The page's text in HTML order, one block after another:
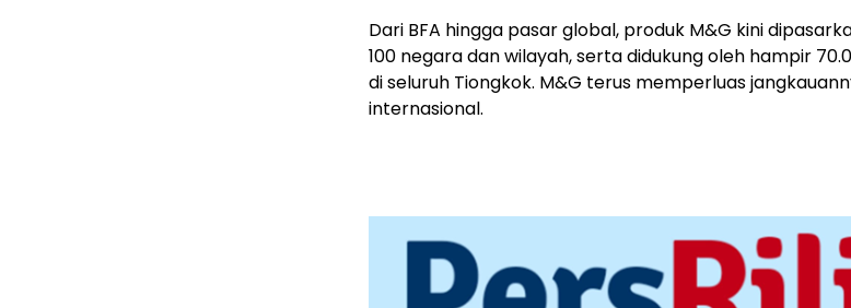
Dari BFA hingga pasar global, produk M&G kini
100 negara dan wilayah, serta didukung oleh hampir
di seluruh Tiongkok. M&G terus memperluas
internasional.